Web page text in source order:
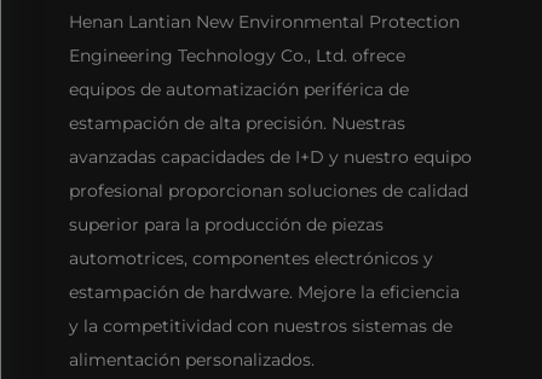
Henan Lantian New Environmental Protection
Engineering Technology Co., Ltd. ofrece
equipos de automatización periférica de
estampación de alta precisión. Nuestras
avanzadas capacidades de I+D y nuestro equipo
profesional proporcionan soluciones de calidad
superior para la producción de piezas
automotrices, componentes electrónicos y
estampación de hardware. Mejore la eficiencia
y la competitividad con nuestros sistemas de
alimentación personalizados.